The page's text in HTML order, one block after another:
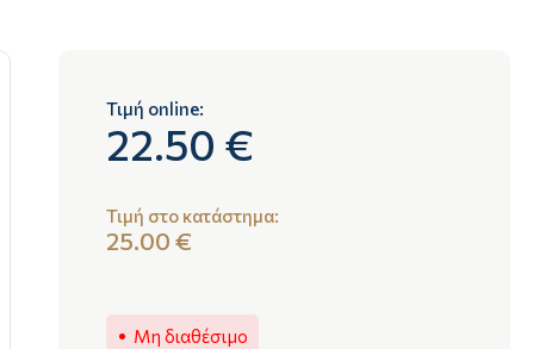
Τιμή online:
22.50 €
Τιμή στο κατάστημα:
25.00 €
Μη διαθέσιμο